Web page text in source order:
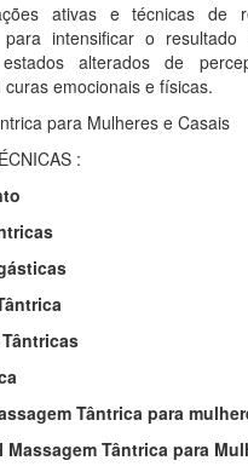
ativas e técnicas de
para intensificar o
alterados de
emocionais e físicas.
para Mulheres e Casais
:
Tântrica para
Massagem Tântrica para